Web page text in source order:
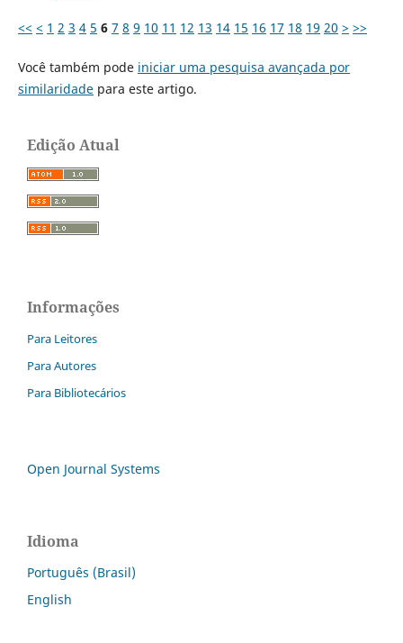
<< < 1 2 3 4 5 6 7 8 9 10 11 12 13 14 15 16 17 18 19 20 > >>
Você também pode iniciar uma pesquisa avançada por
similaridadepara este artigo.
Edição Atual
Informações
Para Leitores
Para Autores
Para Bibliotecários
Open Journal Systems
Idioma
Português (Brasil)
English